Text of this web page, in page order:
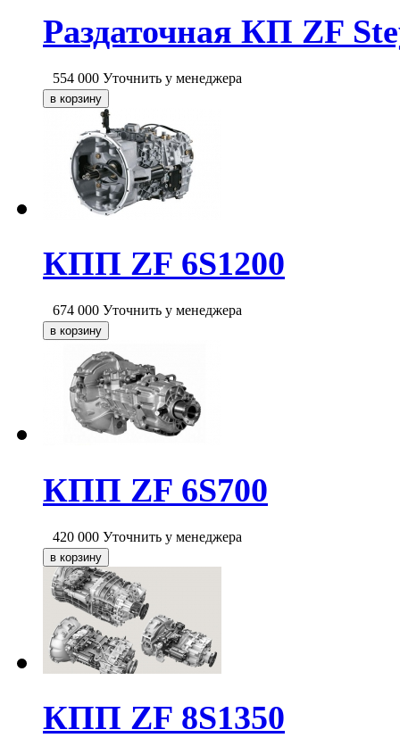
Раздаточная КП ZF
554 000 Уточнить у менеджера
КПП ZF 6S1200
674 000 Уточнить у менеджера
КПП ZF 6S700
420 000 Уточнить у менеджера
КПП ZF 8S1350